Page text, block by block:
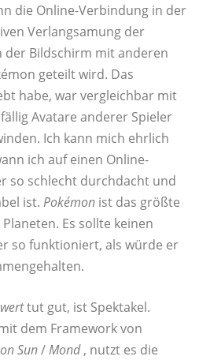
die Online-Verbindung in der
Verlangsamung der
der Bildschirm mit anderen
geteilt wird. Das
habe, war vergleichbar mit
Avatare anderer Spieler
Ich kann mich ehrlich
ich auf einen Online-
so schlecht durchdacht und
ist. Pokémon ist das größte
Es sollte keinen
so funktioniert, als würde er
tut gut, ist Spektakel.
dem Framework von
Sun/Mond, nutzt es die